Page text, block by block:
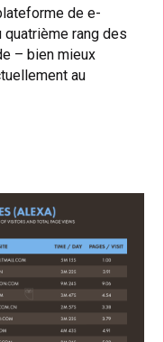
de e-
rang des
– bien mieux
au